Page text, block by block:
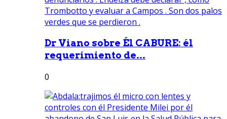
Dr Viano sobre Él CABURE: él
requerimiento de...
0